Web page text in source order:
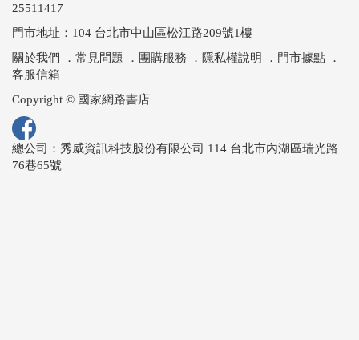
25511417
門市地址：104 台北市中山區松江路209號1樓
關於我們 ． 常見問題 ． 團購服務 ． 隱私權說明 ． 門市據點 ．
客服信箱
Copyright © 國家網路書店
總公司：秀威資訊科技股份有限公司 114 台北市內湖區瑞光路
76巷65號